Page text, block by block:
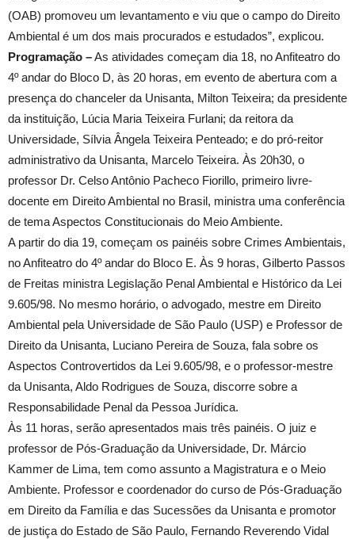
(OAB) promoveu um levantamento e viu que o campo do Direito
Ambiental é um dos mais procurados e estudados”, explicou.
Programação –As atividades começam dia 18, no Anfiteatro do
4º andar do Bloco D, às 20 horas, em evento de abertura com a
presença do chanceler da Unisanta, Milton Teixeira; da presidente
da instituição, Lúcia Maria Teixeira Furlani; da reitora da
Universidade, Sílvia Ângela Teixeira Penteado; e do pró-reitor
administrativo da Unisanta, Marcelo Teixeira. Às 20h30, o
professor Dr. Celso Antônio Pacheco Fiorillo, primeiro livre-
docente em Direito Ambiental no Brasil, ministra uma conferência
de tema Aspectos Constitucionais do Meio Ambiente.
A partir do dia 19, começam os painéis sobre Crimes Ambientais,
no Anfiteatro do 4º andar do Bloco E. Às 9 horas, Gilberto Passos
de Freitas ministra Legislação Penal Ambiental e Histórico da Lei
9.605/98. No mesmo horário, o advogado, mestre em Direito
Ambiental pela Universidade de São Paulo (USP) e Professor de
Direito da Unisanta, Luciano Pereira de Souza, fala sobre os
Aspectos Controvertidos da Lei 9.605/98, e o professor-mestre
da Unisanta, Aldo Rodrigues de Souza, discorre sobre a
Responsabilidade Penal da Pessoa Jurídica.
Às 11 horas, serão apresentados mais três painéis. O juiz e
professor de Pós-Graduação da Universidade, Dr. Márcio
Kammer de Lima, tem como assunto a Magistratura e o Meio
Ambiente. Professor e coordenador do curso de Pós-Graduação
em Direito da Família e das Sucessões da Unisanta e promotor
de justiça do Estado de São Paulo, Fernando Reverendo Vidal